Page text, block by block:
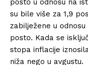
posto u odnosu na
su bile više za 1,9
zabilježene u
posto. Kada se
stopa inflacije
niža nego u avgustu.